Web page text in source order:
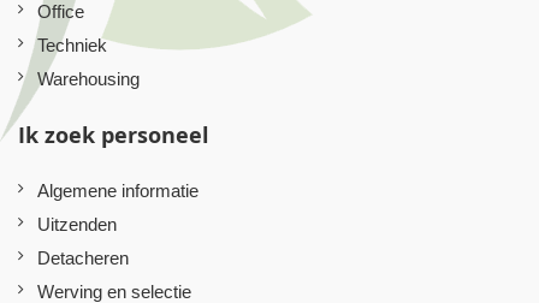
Office
Techniek
Warehousing
Ik zoek personeel
Algemene informatie
Uitzenden
Detacheren
Werving en selectie